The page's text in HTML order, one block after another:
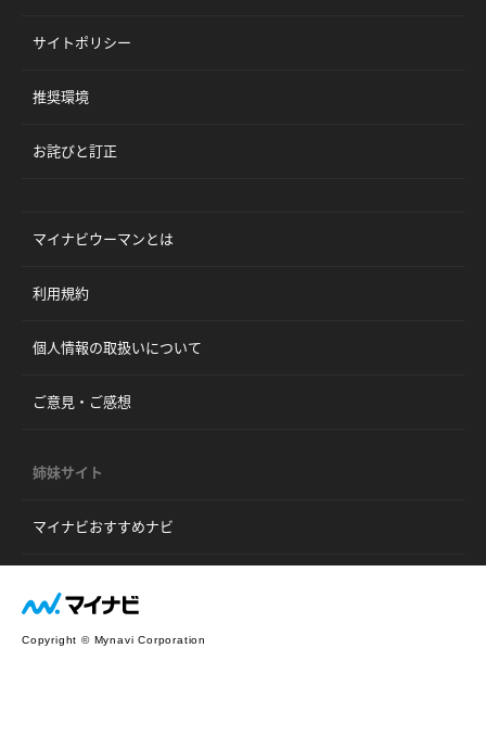
サイトポリシー
推奨環境
お詫びと訂正
マイナビウーマンとは
利用規約
個人情報の取扱いについて
ご意見・ご感想
姉妹サイト
マイナビおすすめナビ
Copyright © Mynavi Corporation